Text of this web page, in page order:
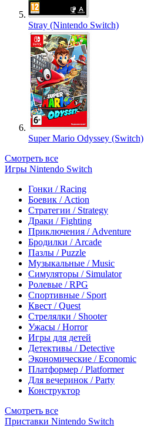
Stray (Nintendo Switch)
Super Mario Odyssey (Switch)
Смотреть все
Игры Nintendo Switch
Гонки / Racing
Боевик / Action
Стратегии / Strategy
Драки / Fighting
Приключения / Adventure
Бродилки / Arcade
Пазлы / Puzzle
Музыкальные / Music
Симуляторы / Simulator
Ролевые / RPG
Спортивные / Sport
Квест / Quest
Стрелялки / Shooter
Ужасы / Horror
Игры для детей
Детективы / Detective
Экономические / Economic
Платформер / Platformer
Для вечеринок / Party
Конструктор
Смотреть все
Приставки Nintendo Switch